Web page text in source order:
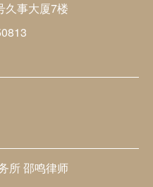
久事大厦7楼
所 邵鸣律师